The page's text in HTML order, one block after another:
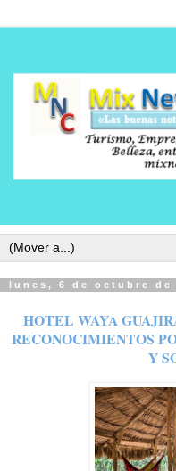
lunes, 6 de octubre de
HOTEL WAYA
RECONOCIMIENTOS
Y